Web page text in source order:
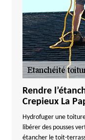
Rendre
Crepieux La
Hydrofuger une
libérer des pousses
étancher le toit-